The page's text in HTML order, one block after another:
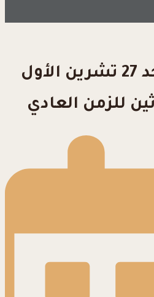
موعظة يوم الأحد 27 تشرين الأول